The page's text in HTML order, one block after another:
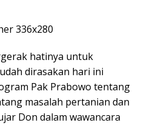
hatinya untuk
dirasakan hari ini
Pak Prabowo tentang
masalah pertanian dan
Don dalam wawancara